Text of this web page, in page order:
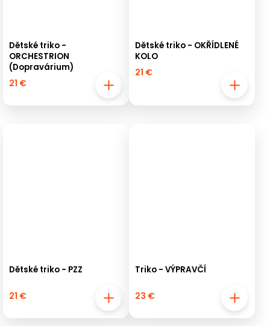
Dětské triko -
ORCHESTRION
(Dopravárium)
21 €
Dětské triko - OKŘÍDLENÉ
KOLO
21 €
Dětské triko - PZZ
21 €
Triko - VÝPRAVČÍ
23 €